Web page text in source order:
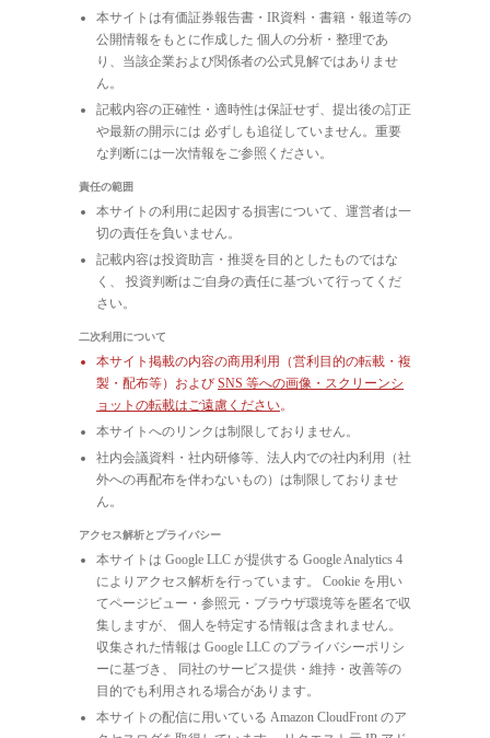
本サイトは有価証券報告書・IR資料・書籍・報道等の
公開情報をもとに作成した 個人の分析・整理であ
り、当該企業および関係者の公式見解ではありませ
ん。
記載内容の正確性・適時性は保証せず、提出後の訂正
や最新の開示には 必ずしも追従していません。重要
な判断には一次情報をご参照ください。
責任の範囲
本サイトの利用に起因する損害について、運営者は一
切の責任を負いません。
記載内容は投資助言・推奨を目的としたものではな
く、 投資判断はご自身の責任に基づいて行ってくだ
さい。
二次利用について
本サイト掲載の内容の商用利用（営利目的の転載・複
製・配布等）および SNS 等への画像・スクリーンシ
ョットの転載はご遠慮ください。
本サイトへのリンクは制限しておりません。
社内会議資料・社内研修等、法人内での社内利用（社
外への再配布を伴わないもの）は制限しておりませ
ん。
アクセス解析とプライバシー
本サイトは Google LLC が提供する Google Analytics 4
によりアクセス解析を行っています。 Cookie を用い
てページビュー・参照元・ブラウザ環境等を匿名で収
集しますが、 個人を特定する情報は含まれません。
収集された情報は Google LLC のプライバシーポリシ
ーに基づき、 同社のサービス提供・維持・改善等の
目的でも利用される場合があります。
本サイトの配信に用いている Amazon CloudFront のア